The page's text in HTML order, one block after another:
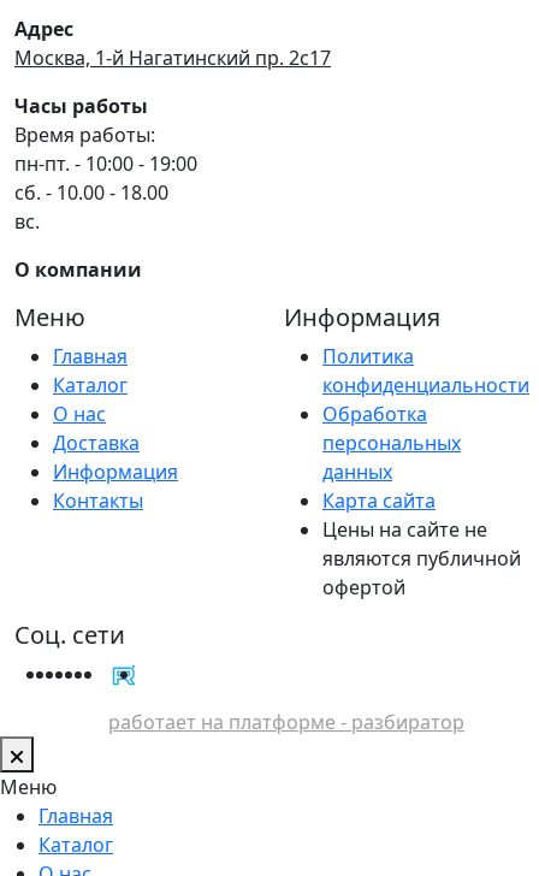
Адрес
Москва, 1-й Нагатинский пр. 2с17
Часы работы
Время работы:
пн-пт. - 10:00 - 19:00
сб. - 10.00 - 18.00
вс.
О компании
Меню
Главная
Каталог
О нас
Доставка
Информация
Контакты
Информация
Политика
конфиденциальности
Обработка
персональных
данных
Карта сайта
Цены на сайте не
являются публичной
офертой
Соц. сети
работает на платформе - разбиратор
Меню
Главная
Каталог